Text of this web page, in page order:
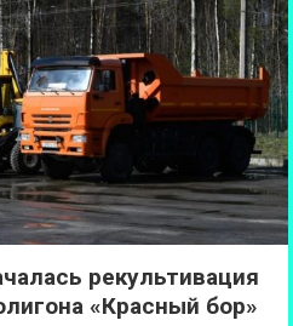
рекультивация
«Красный бор»